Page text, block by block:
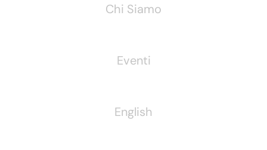
Chi Siamo
Eventi
English